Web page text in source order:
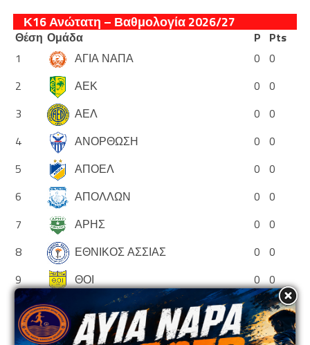
Κ16 Ανώτατη – Βαθμολογία 2026/27
Θέση Ομάδα P Pts
1
ΑΓΙΑ ΝΑΠΑ 0 0
2
ΑΕΚ 0 0
3
ΑΕΛ 0 0
4
ΑΝΟΡΘΩΣΗ 0 0
5
ΑΠΟΕΛ 0 0
6
ΑΠΟΛΛΩΝ 0 0
7
ΑΡΗΣ 0 0
8
ΕΘΝΙΚΟΣ ΑΣΣΙΑΣ 0 0
9
ΘΟΙ 0 0
10
ΝΕΑ ΣΑΛΑΜΙΝΑ 0 0
11
ΟΛΥΜΠΙΑΚΟΣ 0 0